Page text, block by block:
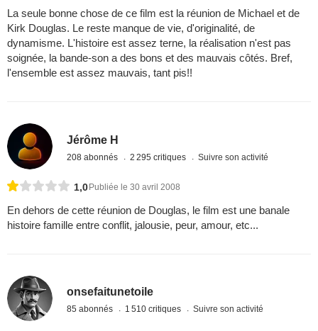
La seule bonne chose de ce film est la réunion de Michael et de
Kirk Douglas. Le reste manque de vie, d'originalité, de
dynamisme. L'histoire est assez terne, la réalisation n'est pas
soignée, la bande-son a des bons et des mauvais côtés. Bref,
l'ensemble est assez mauvais, tant pis!!
Jérôme H
208 abonnés 2 295 critiques Suivre son activité
1,0Publiée le 30 avril 2008
En dehors de cette réunion de Douglas, le film est une banale
histoire famille entre conflit, jalousie, peur, amour, etc...
onsefaitunetoile
85 abonnés 1 510 critiques Suivre son activité